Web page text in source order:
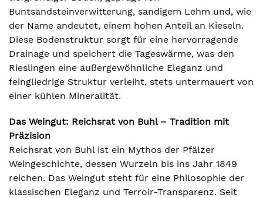
Buntsandsteinverwitterung, sandigem Lehm und, wie
der Name andeutet, einem hohen Anteil an Kieseln.
Diese Bodenstruktur sorgt für eine hervorragende
Drainage und speichert die Tageswärme, was den
Rieslingen eine außergewöhnliche Eleganz und
feingliedrige Struktur verleiht, stets untermauert von
einer kühlen Mineralität.
Das Weingut: Reichsrat von Buhl – Tradition mit
Präzision
Reichsrat von Buhl ist ein Mythos der Pfälzer
Weingeschichte, dessen Wurzeln bis ins Jahr 1849
reichen. Das Weingut steht für eine Philosophie der
klassischen Eleganz und Terroir-Transparenz. Seit